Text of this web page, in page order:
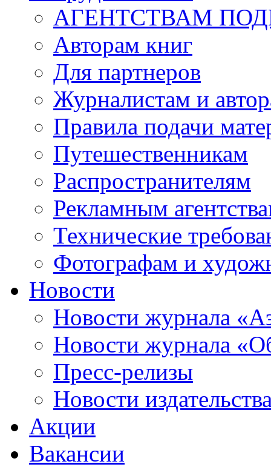
АГЕНТСТВАМ
Авторам книг
Для партнеров
Журналистам и
Правила подачи
Путешественникам
Распространителям
Рекламным
Технические
Фотографам и
Новости
Новости журнала
Новости журнала
Пресс-релизы
Новости
Акции
Вакансии